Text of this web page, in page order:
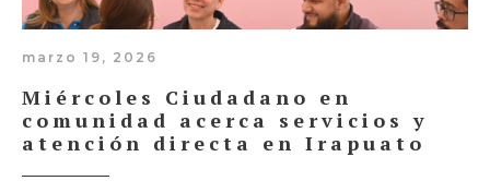
marzo 19, 2026
Miércoles Ciudadano en
comunidad acerca servicios y
atención directa en Irapuato